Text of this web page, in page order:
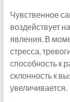
Чувственное
воздействует
явления. В
стресса,
способность к
склонность к
увеличивается.